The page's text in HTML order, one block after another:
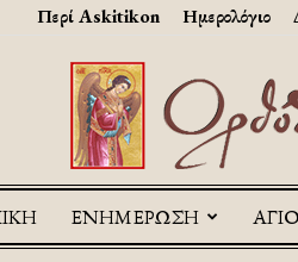
Περί Askitikon Ημερολόγιο
ΕΝΗΜΕΡΩΣΗ